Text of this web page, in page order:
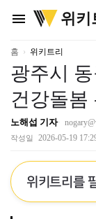
menu
위
키
리
위키
홈 위키트리
광주시
건강돌봄
노해섭 기자
작성일 2026-05-19
위키트리를